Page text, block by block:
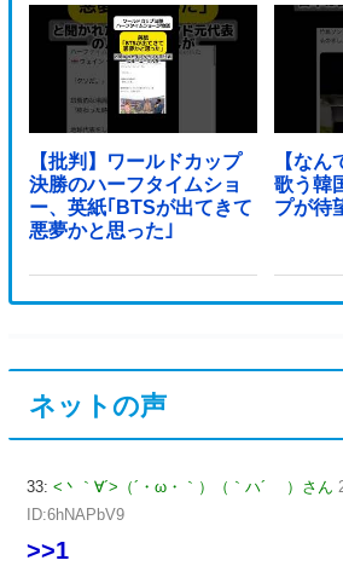
【批判】ワールドカップ
決勝のハーフタイムショ
ー、英紙｢BTSが出てきて
悪夢かと思った｣
【な
歌う韓
プが待
ネットの声
33: <丶｀∀´>（´・ω・｀）（｀ハ´ ）さん
ID:6hNAPbV9
>>1